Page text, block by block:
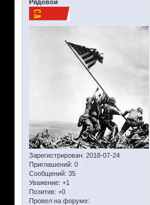
Рядовой
Зарегистрирован: 2018-07-24
Приглашений: 0
Сообщений: 35
Уважение: +1
Позитив: +0
Провел на форуме: